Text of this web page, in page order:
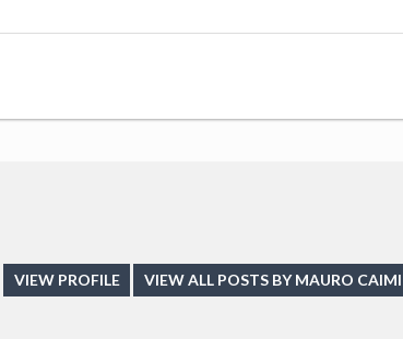
VIEW PROFILE VIEW ALL POSTS BY MAURO CAIMI